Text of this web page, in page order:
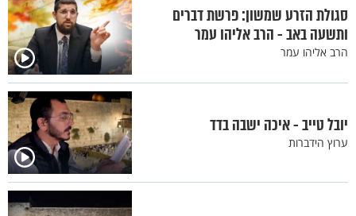
סגולת הזרע שמשון: פרשת דברים
ותשעה באב - הרב אליהו עמר
הרב אליהו עמר
יובל טייב - איכה ישבה בדד
ערוץ הידברות